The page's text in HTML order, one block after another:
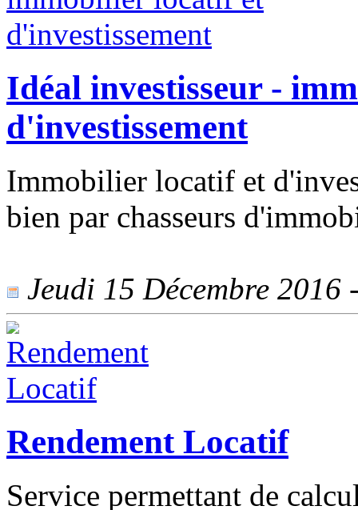
Idéal investisseur -
d'investissement
Immobilier locatif et
bien par chasseurs
Jeudi 15 Décembre 2016
Rendement Locatif
Service permettant de